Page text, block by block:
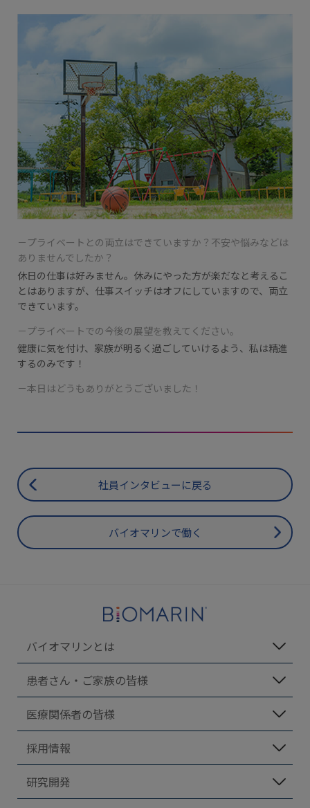
－プライベートとの両立はできていますか？不安や悩みなどは
ありませんでしたか？
休日の仕事は好みません。休みにやった方が楽だなと考えるこ
とはありますが、仕事スイッチはオフにしていますので、両立
できています。
－プライベートでの今後の展望を教えてください。
健康に気を付け、家族が明るく過ごしていけるよう、私は精進
するのみです！
－本日はどうもありがとうございました！
社員インタビューに戻る
バイオマリンで働く
バイオマリンとは
患者さん・ご家族の皆様
医療関係者の皆様
採用情報
研究開発